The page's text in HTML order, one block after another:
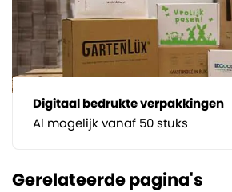
Digitaal bedrukte verpakkingen
Al mogelijk vanaf 50 stuks
Gerelateerde pagina's